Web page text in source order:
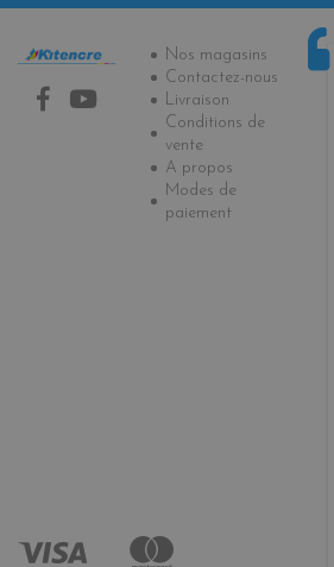
Informations
Nos magasins
Contactez-nous
Livraison
Conditions de
vente
A propos
Modes de
paiement